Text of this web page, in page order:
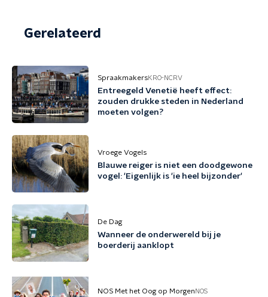
Gerelateerd
SpraakmakersKRO-NCRV
Entreegeld Venetië heeft effect:
zouden drukke steden in Nederland
moeten volgen?
Vroege Vogels
Blauwe reiger is niet een doodgewone
vogel: 'Eigenlijk is 'ie heel bijzonder'
De Dag
Wanneer de onderwereld bij je
boerderij aanklopt
NOS Met het Oog op Morgen NOS